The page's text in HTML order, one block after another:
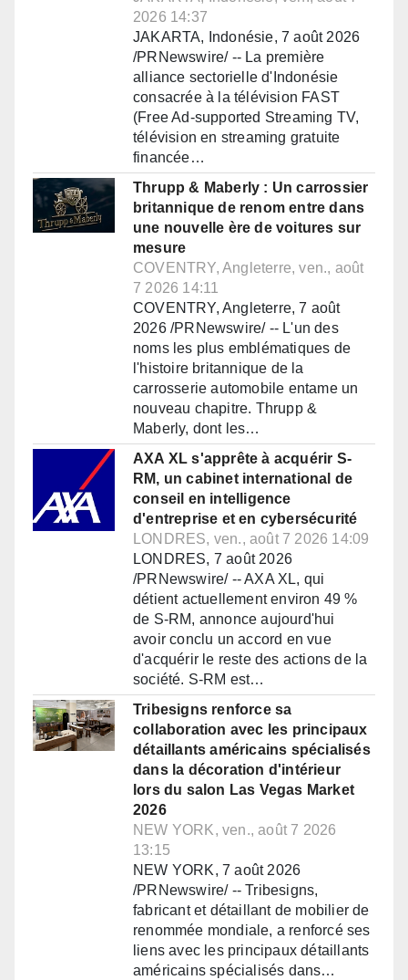
2026 14:37
JAKARTA, Indonésie, 7 août 2026
/PRNewswire/ -- La première
alliance sectorielle d'Indonésie
consacrée à la télévision FAST
(Free Ad-supported Streaming TV,
télévision en streaming gratuite
financée…
Thrupp & Maberly : Un carrossier
britannique de renom entre dans
une nouvelle ère de voitures sur
mesure
COVENTRY, Angleterre, ven., août
7 2026 14:11
COVENTRY, Angleterre, 7 août
2026 /PRNewswire/ -- L'un des
noms les plus emblématiques de
l'histoire britannique de la
carrosserie automobile entame un
nouveau chapitre. Thrupp &
Maberly, dont les…
AXA XL s'apprête à acquérir S-
RM, un cabinet international de
conseil en intelligence
d'entreprise et en cybersécurité
LONDRES, ven., août 7 2026 14:09
LONDRES, 7 août 2026
/PRNewswire/ -- AXA XL, qui
détient actuellement environ 49 %
de S-RM, annonce aujourd'hui
avoir conclu un accord en vue
d'acquérir le reste des actions de la
société. S-RM est…
Tribesigns renforce sa
collaboration avec les principaux
détaillants américains spécialisés
dans la décoration d'intérieur
lors du salon Las Vegas Market
2026
NEW YORK, ven., août 7 2026
13:15
NEW YORK, 7 août 2026
/PRNewswire/ -- Tribesigns,
fabricant et détaillant de mobilier de
renommée mondiale, a renforcé ses
liens avec les principaux détaillants
américains spécialisés dans…